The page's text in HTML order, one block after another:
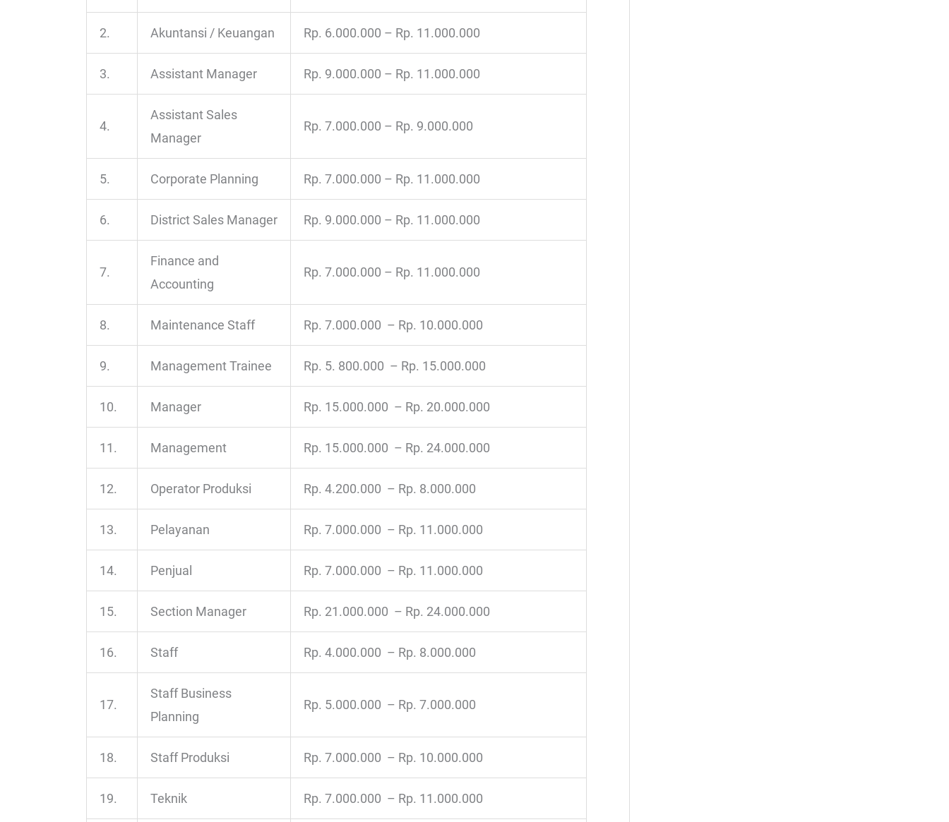
2. Akuntansi / Keuangan Rp. 6.000.000 – Rp. 11.000.000
3. Assistant Manager Rp. 9.000.000 – Rp. 11.000.000
4.
Assistant Sales
Manager
Rp. 7.000.000 – Rp. 9.000.000
5. Corporate Planning Rp. 7.000.000 – Rp. 11.000.000
6. District Sales Manager Rp. 9.000.000 – Rp. 11.000.000
7.
Finance and
Accounting
Rp. 7.000.000 – Rp. 11.000.000
8. Maintenance Staff Rp. 7.000.000 – Rp. 10.000.000
9. Management Trainee Rp. 5. 800.000 – Rp. 15.000.000
10. Manager Rp. 15.000.000 – Rp. 20.000.000
11. Management Rp. 15.000.000 – Rp. 24.000.000
12. Operator Produksi Rp. 4.200.000 – Rp. 8.000.000
13. Pelayanan Rp. 7.000.000 – Rp. 11.000.000
14. Penjual Rp. 7.000.000 – Rp. 11.000.000
15. Section Manager Rp. 21.000.000 – Rp. 24.000.000
16. Staff Rp. 4.000.000 – Rp. 8.000.000
17.
Staff Business
Planning
Rp. 5.000.000 – Rp. 7.000.000
18. Staff Produksi Rp. 7.000.000 – Rp. 10.000.000
19. Teknik Rp. 7.000.000 – Rp. 11.000.000